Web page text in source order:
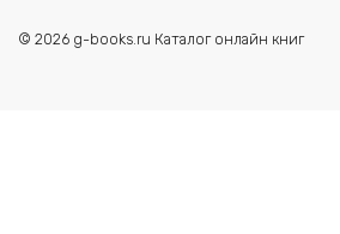
© 2026 g-books.ru Каталог онлайн книг